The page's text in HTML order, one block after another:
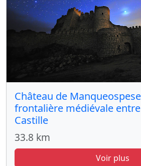
Château de
frontalière médiévale
Castille
33.8 km
Voir plus